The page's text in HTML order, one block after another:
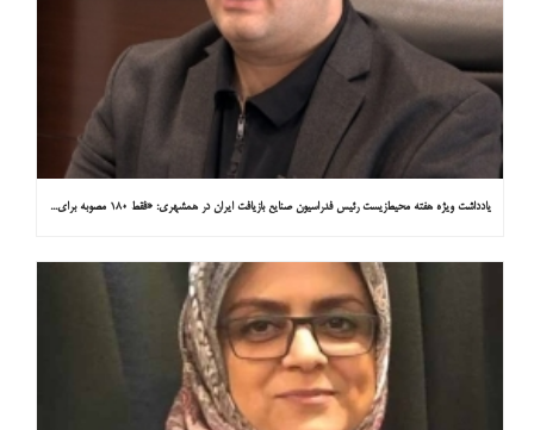
یادداشت ویژه هفته محیط‌زیست رئیس فدراسیون صنایع بازیافت ایران در همشهری: «فقط ۱۸۰ مصوبه برای خارج کردن خودروهای فرسوده از خیابان‌ها»